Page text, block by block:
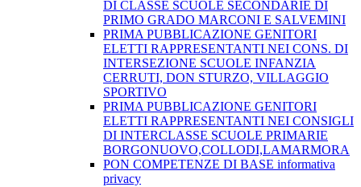
DI CLASSE SCUOLE SECONDARIE DI
PRIMO GRADO MARCONI E SALVEMINI
PRIMA PUBBLICAZIONE GENITORI
ELETTI RAPPRESENTANTI NEI CONS. DI
INTERSEZIONE SCUOLE INFANZIA
CERRUTI, DON STURZO, VILLAGGIO
SPORTIVO
PRIMA PUBBLICAZIONE GENITORI
ELETTI RAPPRESENTANTI NEI CONSIGLI
DI INTERCLASSE SCUOLE PRIMARIE
BORGONUOVO,COLLODI,LAMARMORA
PON COMPETENZE DI BASE informativa
privacy